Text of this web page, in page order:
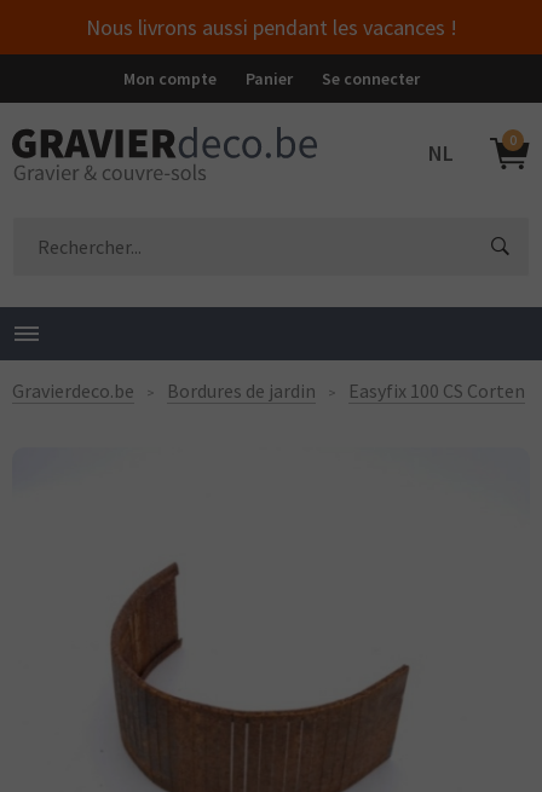
Nous livrons aussi pendant les vacances !
Mon compte Panier Se connecter
NL 0
Gravierdeco.be Bordures de jardin Easyfix 100 CS Corten